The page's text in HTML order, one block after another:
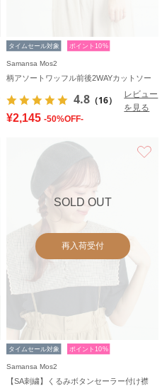
タイムセール対象 ポイント10%
Samansa Mos2
柄アソートワッフル前後2WAYカットソー
4.8 （16）
レビュー
を見る
¥2,145 -50%OFF-
SOLD OUT
再入荷受付
タイムセール対象 ポイント10%
Samansa Mos2
【SA刺繍】くるみボタンセーラー付け襟